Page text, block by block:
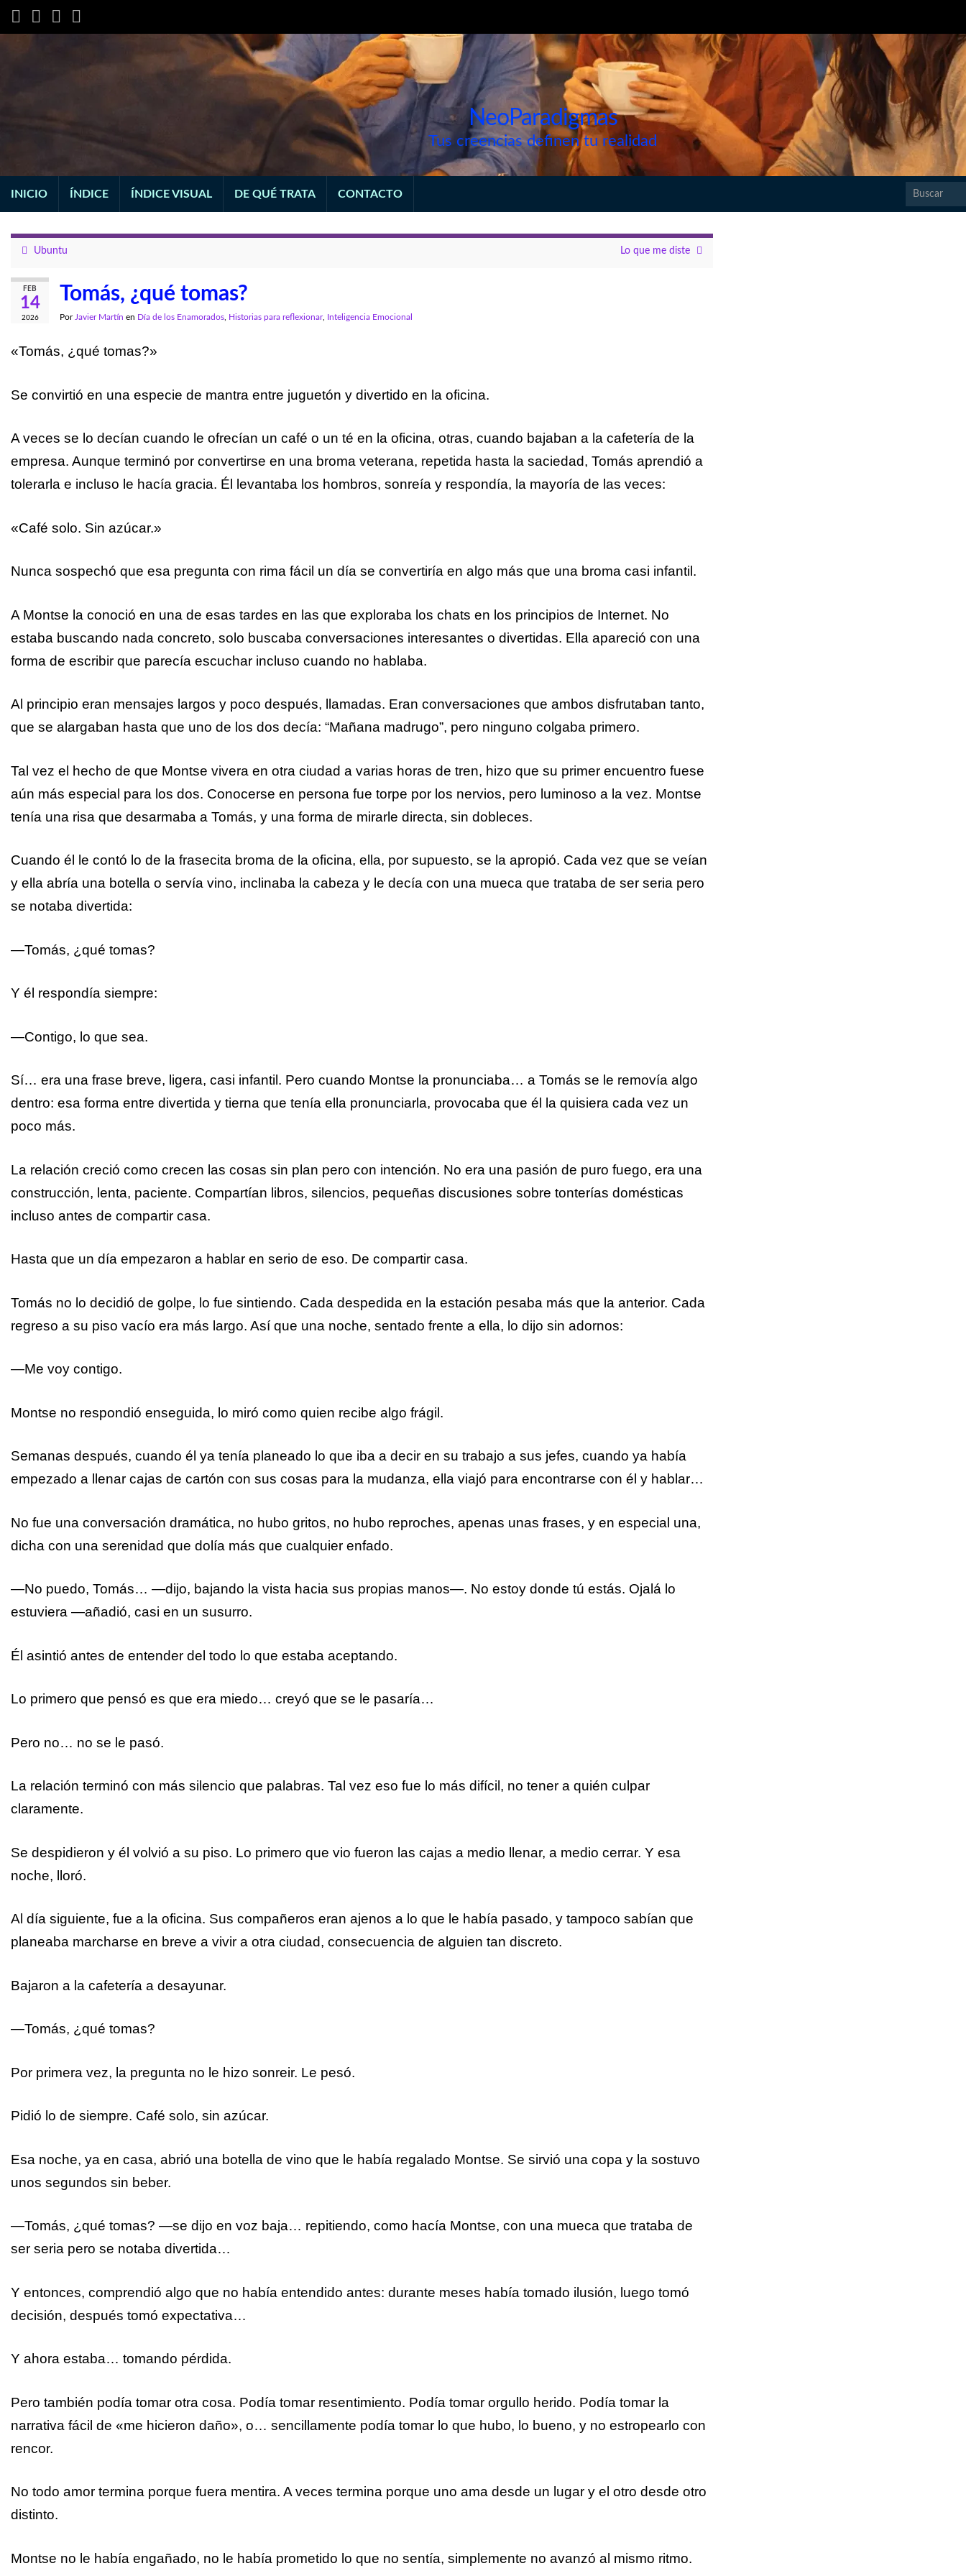
NeoParadigmas
Tus creencias definen tu realidad
INICIO ÍNDICE ÍNDICE VISUAL DE QUÉ TRATA CONTACTO Search for:
Ubuntu Lo que me diste
FEB
14
2026
Tomás, ¿qué tomas?
Por Javier Martín en Día de los Enamorados Historias para reflexionar, Inteligencia Emocional
«Tomás, ¿qué tomas?»
Se convirtió en una especie de mantra entre juguetón y divertido en la oficina.
A veces se lo decían cuando le ofrecían un café o un té en la oficina, otras, cuando bajaban a la cafetería de la
empresa. Aunque terminó por convertirse en una broma veterana, repetida hasta la saciedad, Tomás aprendió a
tolerarla e incluso le hacía gracia. Él levantaba los hombros, sonreía y respondía, la mayoría de las veces:
«Café solo. Sin azúcar.»
Nunca sospechó que esa pregunta con rima fácil un día se convertiría en algo más que una broma casi infantil.
A Montse la conoció en una de esas tardes en las que exploraba los chats en los principios de Internet. No
estaba buscando nada concreto, solo buscaba conversaciones interesantes o divertidas. Ella apareció con una
forma de escribir que parecía escuchar incluso cuando no hablaba.
Al principio eran mensajes largos y poco después, llamadas. Eran conversaciones que ambos disfrutaban tanto,
que se alargaban hasta que uno de los dos decía: “Mañana madrugo”, pero ninguno colgaba primero.
Tal vez el hecho de que Montse vivera en otra ciudad a varias horas de tren, hizo que su primer encuentro fuese
aún más especial para los dos. Conocerse en persona fue torpe por los nervios, pero luminoso a la vez. Montse
tenía una risa que desarmaba a Tomás, y una forma de mirarle directa, sin dobleces.
Cuando él le contó lo de la frasecita broma de la oficina, ella, por supuesto, se la apropió. Cada vez que se veían
y ella abría una botella o servía vino, inclinaba la cabeza y le decía con una mueca que trataba de ser seria pero
se notaba divertida:
—Tomás, ¿qué tomas?
Y él respondía siempre:
—Contigo, lo que sea.
Sí… era una frase breve, ligera, casi infantil. Pero cuando Montse la pronunciaba… a Tomás se le removía algo
dentro: esa forma entre divertida y tierna que tenía ella pronunciarla, provocaba que él la quisiera cada vez un
poco más.
La relación creció como crecen las cosas sin plan pero con intención. No era una pasión de puro fuego, era una
construcción, lenta, paciente. Compartían libros, silencios, pequeñas discusiones sobre tonterías domésticas
incluso antes de compartir casa.
Hasta que un día empezaron a hablar en serio de eso. De compartir casa.
Tomás no lo decidió de golpe, lo fue sintiendo. Cada despedida en la estación pesaba más que la anterior. Cada
regreso a su piso vacío era más largo. Así que una noche, sentado frente a ella, lo dijo sin adornos:
—Me voy contigo.
Montse no respondió enseguida, lo miró como quien recibe algo frágil.
Semanas después, cuando él ya tenía planeado lo que iba a decir en su trabajo a sus jefes, cuando ya había
empezado a llenar cajas de cartón con sus cosas para la mudanza, ella viajó para encontrarse con él y hablar…
No fue una conversación dramática, no hubo gritos, no hubo reproches, apenas unas frases, y en especial una,
dicha con una serenidad que dolía más que cualquier enfado.
—No puedo, Tomás… —dijo, bajando la vista hacia sus propias manos—. No estoy donde tú estás. Ojalá lo
estuviera —añadió, casi en un susurro.
Él asintió antes de entender del todo lo que estaba aceptando.
Lo primero que pensó es que era miedo… creyó que se le pasaría…
Pero no… no se le pasó.
La relación terminó con más silencio que palabras. Tal vez eso fue lo más difícil, no tener a quién culpar
claramente.
Se despidieron y él volvió a su piso. Lo primero que vio fueron las cajas a medio llenar, a medio cerrar. Y esa
noche, lloró.
Al día siguiente, fue a la oficina. Sus compañeros eran ajenos a lo que le había pasado, y tampoco sabían que
planeaba marcharse en breve a vivir a otra ciudad, consecuencia de alguien tan discreto.
Bajaron a la cafetería a desayunar.
—Tomás, ¿qué tomas?
Por primera vez, la pregunta no le hizo sonreir. Le pesó.
Pidió lo de siempre. Café solo, sin azúcar.
Esa noche, ya en casa, abrió una botella de vino que le había regalado Montse. Se sirvió una copa y la sostuvo
unos segundos sin beber.
—Tomás, ¿qué tomas? —se dijo en voz baja… repitiendo, como hacía Montse, con una mueca que trataba de
ser seria pero se notaba divertida…
Y entonces, comprendió algo que no había entendido antes: durante meses había tomado ilusión, luego tomó
decisión, después tomó expectativa…
Y ahora estaba… tomando pérdida.
Pero también podía tomar otra cosa. Podía tomar resentimiento. Podía tomar orgullo herido. Podía tomar la
narrativa fácil de «me hicieron daño», o… sencillamente podía tomar lo que hubo, lo bueno, y no estropearlo con
rencor.
No todo amor termina porque fuera mentira. A veces termina porque uno ama desde un lugar y el otro desde otro
distinto.
Montse no le había engañado, no le había prometido lo que no sentía, simplemente no avanzó al mismo ritmo.